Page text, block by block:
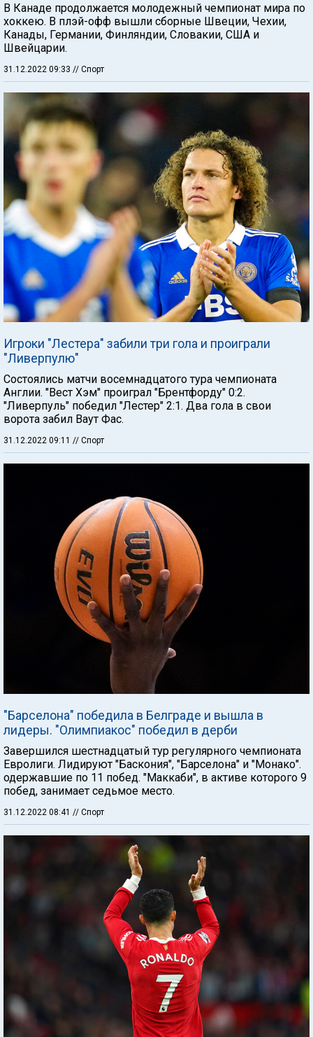
В Канаде продолжается молодежный чемпионат мира по
хоккею. В плэй-офф вышли сборные Швеции, Чехии,
Канады, Германии, Финляндии, Словакии, США и
Швейцарии.
31.12.2022 09:33 // Спорт
Игроки "Лестера" забили три гола и проиграли
"Ливерпулю"
Состоялись матчи восемнадцатого тура чемпионата
Англии. "Вест Хэм" проиграл "Брентфорду" 0:2.
"Ливерпуль" победил "Лестер" 2:1. Два гола в свои
ворота забил Ваут Фас.
31.12.2022 09:11 // Спорт
"Барселона" победила в Белграде и вышла в
лидеры. "Олимпиакос" победил в дерби
Завершился шестнадцатый тур регулярного чемпионата
Евролиги. Лидируют "Баскония", "Барселона" и "Монако".
одержавшие по 11 побед. "Маккаби", в активе которого 9
побед, занимает седьмое место.
31.12.2022 08:41 // Спорт